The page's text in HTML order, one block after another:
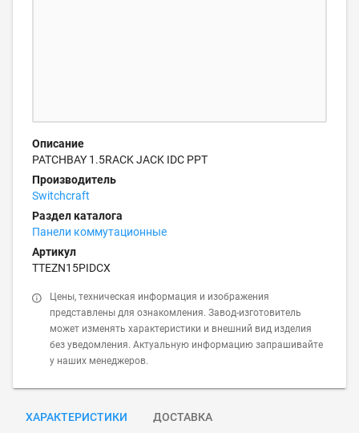
Описание
PATCHBAY 1.5RACK JACK IDC PPT
Производитель
Switchcraft
Раздел каталога
Панели коммутационные
Артикул
TTEZN15PIDCX
Цены, техническая информация и изображения
представлены для ознакомления. Завод-изготовитель
может изменять характеристики и внешний вид изделия
без уведомления. Актуальную информацию запрашивайте
у наших менеджеров.
ХАРАКТЕРИСТИКИ ДОСТАВКА